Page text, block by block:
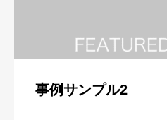
事例サンプル2